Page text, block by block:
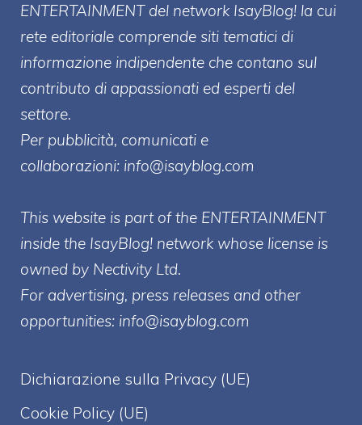
ENTERTAINMENT del network IsayBlog! la cui
rete editoriale comprende siti tematici di
informazione indipendente che contano sul
contributo di appassionati ed esperti del
settore.
Per pubblicità, comunicati e
collaborazioni: info@isayblog.com
This website is part of the ENTERTAINMENT
inside the IsayBlog! network whose license is
owned by Nectivity Ltd.
For advertising, press releases and other
opportunities: info@isayblog.com
Dichiarazione sulla Privacy (UE)
Cookie Policy (UE)